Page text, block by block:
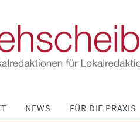
NEWS FÜR DIE PRAXIS